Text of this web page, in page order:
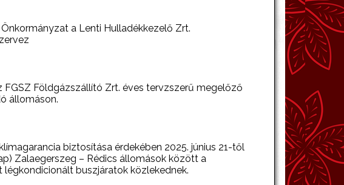
a Lenti Hulladékkezelő Zrt.
Földgázszállító Zrt. éves tervzszerű megelőző
állomáson.
biztosítása érdekében 2025. június 21-től
Zalaegerszeg – Rédics állomások között a
buszjáratok közlekednek.